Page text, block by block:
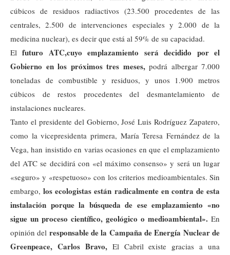
cúbicos de residuos radiactivos (23.500 procedentes de las
centrales, 2.500 de intervenciones especiales y 2.000 de la
medicina nuclear), es decir que está al 59% de su capacidad.
Elfuturo ATC,cuyo emplazamiento será decidido por el
Gobierno en los próximos tres meses, podrá albergar 7.000
toneladas de combustible y residuos, y unos 1.900 metros
cúbicos de restos procedentes del desmantelamiento de
instalaciones nucleares.
Tanto el presidente del Gobierno, José Luis Rodríguez Zapatero,
como la vicepresidenta primera, María Teresa Fernández de la
Vega, han insistido en varias ocasiones en que el emplazamiento
del ATC se decidirá con «el máximo consenso» y será un lugar
«seguro» y «respetuoso» con los criterios medioambientales. Sin
embargo,los ecologistas están radicalmente en contra de esta
instalación porque la búsqueda de ese emplazamiento «no
sigue un proceso científico, geológico o medioambiental». En
opinión del responsable de la Campaña de Energía Nuclear de
Greenpeace, Carlos Bravo, El Cabril existe gracias a una